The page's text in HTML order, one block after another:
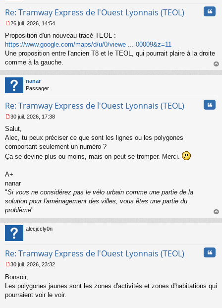
o
l
u
Re: Tramway Express de l'Ouest Lyonnais (TEOL)
e
s
s
g
n
o
l
u
26 juil. 2026, 14:54
Proposition d'un nouveau tracé TEOL :
https://www.google.com/maps/d/u/0/viewe ... 00009&z=11
Une proposition entre l'ancien T8 et le TEOL, qui pourrait plaire à la droite
comme à la gauche.
au
nanar
Passager
Re: Tramway Express de l'Ouest Lyonnais (TEOL)
e
s
s
g
n
o
n
l
u
30 juil. 2026, 17:38
Salut,
Alec, tu peux préciser ce que sont les lignes ou les polygones
comportant seulement un numéro ?
Ça se devine plus ou moins, mais on peut se tromper. Merci.
A+
nanar
"Si vous ne considérez pas le vélo urbain comme une partie de la
solution pour l'aménagement des villes, vous êtes une partie du
problème"
au
alecjccly0n
Re: Tramway Express de l'Ouest Lyonnais (TEOL)
e
s
30 juil. 2026, 23:32
Bonsoir,
Les polygones jaunes sont les zones d'activités et zones d'habitations qui
pourraient voir le voir.